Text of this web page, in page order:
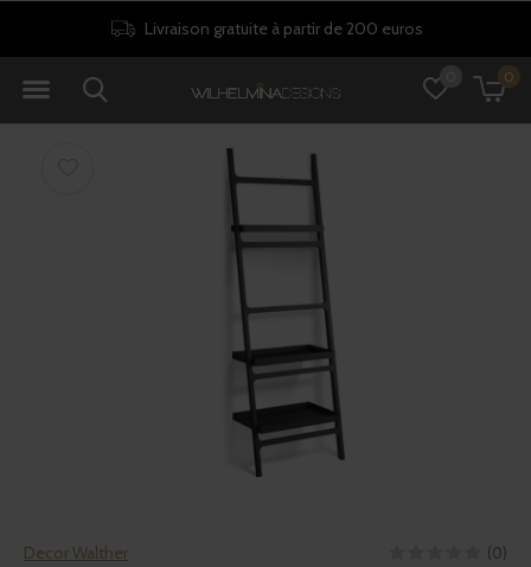
0
Livraison gratuite à partir de 200 euros
Decor Walther (0)